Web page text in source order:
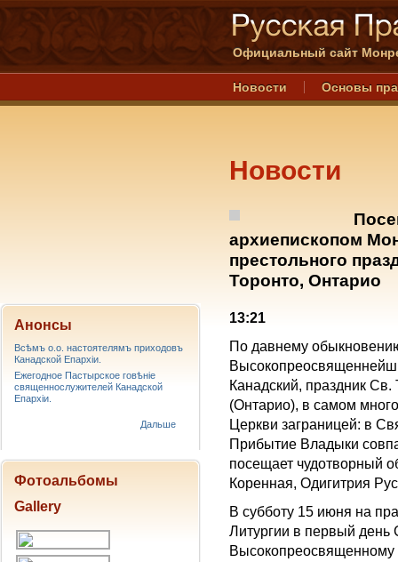
Официальный сайт
Новости Основы
Новости
архиепископом
престольного
Торонто, Онтарио
13:21
По давнему
Канадский, праздник Св.
(Онтарио), в самом
Церкви заграницей: в
Прибытие Владыки
посещает чудотворный
Коренная, Одигитрия
В субботу 15 июня на
Литургии в первый день
Высокопреосвященному
Анонсы
Всѣмъ о.о. настоятелямъ приходовъ
Канадской Епархiи.
Ежегодное Пастырское говѣніе
священнослужителей Канадской
Епархіи.
Дальше
Фотоальбомы
Gallery